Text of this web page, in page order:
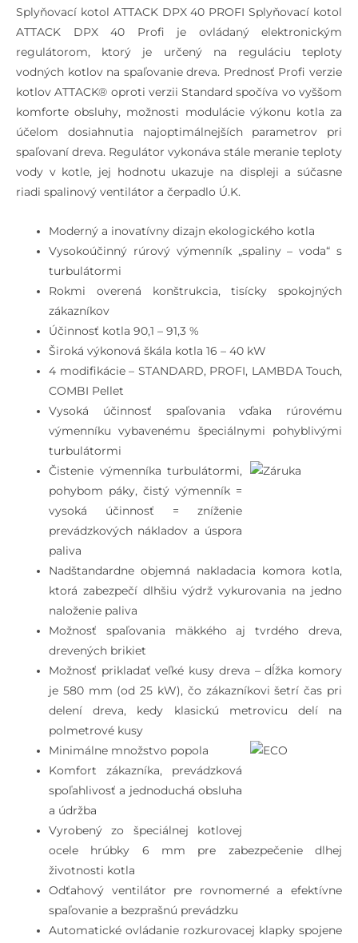
Splyňovací kotol ATTACK DPX 40 PROFI Splyňovací kotol
ATTACK DPX 40 Profi je ovládaný elektronickým
regulátorom, ktorý je určený na reguláciu teploty
vodných kotlov na spaľovanie dreva. Prednosť Profi verzie
kotlov ATTACK® oproti verzii Standard spočíva vo vyššom
komforte obsluhy, možnosti modulácie výkonu kotla za
účelom dosiahnutia najoptimálnejších parametrov pri
spaľovaní dreva. Regulátor vykonáva stále meranie teploty
vody v kotle, jej hodnotu ukazuje na displeji a súčasne
riadi spalinový ventilátor a čerpadlo Ú.K.
Moderný a inovatívny dizajn ekologického kotla
Vysokoúčinný rúrový výmenník „spaliny – voda“ s
turbulátormi
Rokmi overená konštrukcia, tisícky spokojných
zákazníkov
Účinnosť kotla 90,1 – 91,3 %
Široká výkonová škála kotla 16 – 40 kW
4 modifikácie – STANDARD, PROFI, LAMBDA Touch,
COMBI Pellet
Vysoká účinnosť spaľovania vďaka rúrovému
výmenníku vybavenému špeciálnymi pohyblivými
turbulátormi
Čistenie výmenníka turbulátormi,
pohybom páky, čistý výmenník =
vysoká účinnosť = zníženie
prevádzkových nákladov a úspora
paliva
Nadštandardne objemná nakladacia komora kotla,
ktorá zabezpečí dlhšiu výdrž vykurovania na jedno
naloženie paliva
Možnosť spaľovania mäkkého aj tvrdého dreva,
drevených brikiet
Možnosť prikladať veľké kusy dreva – dĺžka komory
je 580 mm (od 25 kW), čo zákazníkovi šetrí čas pri
delení dreva, kedy klasickú metrovicu delí na
polmetrové kusy
Minimálne množstvo popola
Komfort zákazníka, prevádzková
spoľahlivosť a jednoduchá obsluha
a údržba
Vyrobený zo špeciálnej kotlovej
ocele hrúbky 6 mm pre zabezpečenie dlhej
životnosti kotla
Odťahový ventilátor pre rovnomerné a efektívne
spaľovanie a bezprašnú prevádzku
Automatické ovládanie rozkurovacej klapky spojene